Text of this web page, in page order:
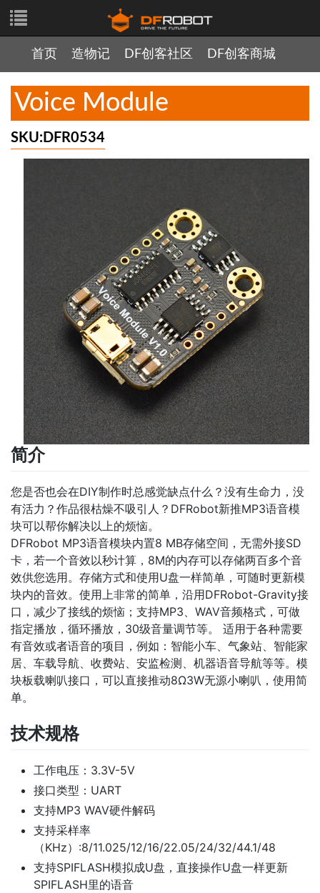
首页 造物记 DF创客社区 DF创客商城
Voice Module
SKU:DFR0534
简介
您是否也会在DIY制作时总感觉缺点什么？没有生命力，没
有活力？作品很枯燥不吸引人？DFRobot新推MP3语音模
块可以帮你解决以上的烦恼。
DFRobot MP3语音模块内置8 MB存储空间，无需外接SD
卡，若一个音效以秒计算，8M的内存可以存储两百多个音
效供您选用。存储方式和使用U盘一样简单，可随时更新模
块内的音效。使用上非常的简单，沿用DFRobot-Gravity接
口，减少了接线的烦恼；支持MP3、WAV音频格式，可做
指定播放，循环播放，30级音量调节等。 适用于各种需要
有音效或者语音的项目，例如：智能小车、气象站、智能家
居、车载导航、收费站、安监检测、机器语音导航等等。模
块板载喇叭接口，可以直接推动8Ω3W无源小喇叭，使用简
单。
技术规格
工作电压：3.3V-5V
接口类型：UART
支持MP3 WAV硬件解码
支持采样率
（KHz）:8/11.025/12/16/22.05/24/32/44.1/48
支持SPIFLASH模拟成U盘，直接操作U盘一样更新
SPIFLASH里的语音